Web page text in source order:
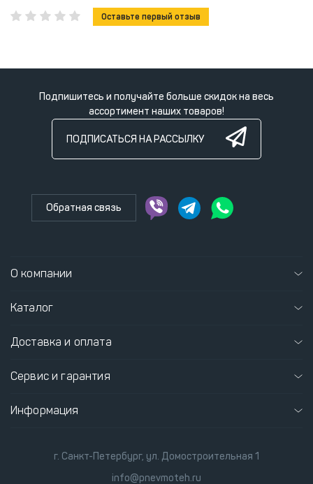
Оставьте первый отзыв
Подпишитесь и получайте больше скидок на весь
ассортимент наших товаров!
ПОДПИСАТЬСЯ НА РАССЫЛКУ
Обратная связь
О компании
Каталог
Доставка и оплата
Сервис и гарантия
Информация
г. Санкт-Петербург, ул. Домостроительная 1
info@pnevmoteh.ru